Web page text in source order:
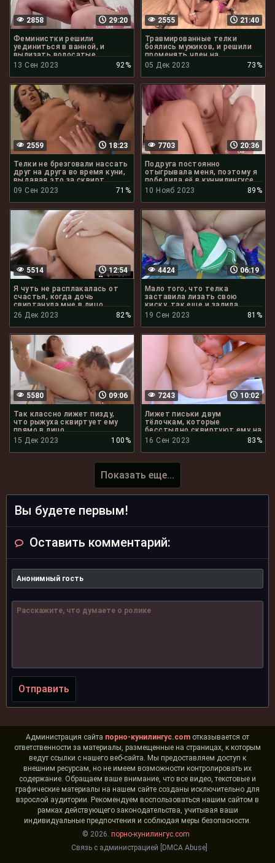
29:20
2858
Феминистки решили
уединиться в ванной, и
вылизать волосатые
клиторы
13 Сен 2023 92%
21:40
2555
Травмированные телки
боялись мужиков, и решили
променять член на
кунилингус
05 Дек 2023 73%
18:23
2559
Телки не брезговали нассать
друг на друга во время куни,
выдавая это за сквирт
09 Сен 2023
71%
20:36
7703
Подруга постоянно
отыгрывала меня, поэтому я
победила её в куннилингусе
10 Нояб 2023
89%
12:54
5514
Я чуть не расплакалась от
счастья, когда дочь
свиртанула мне в лицо
26 Дек 2023
82%
06:19
4424
Мало того, что телка
заставила лизать свою
киску, так еще и залила
друга сквиртом
19 Сен 2023 81%
09:06
5580
Так классно лижет пизду,
что рыжуха сквиртует ему
прямо в лицо
15 Дек 2023
100%
10:02
7243
Лижет письки двум
тёлочкам, которые
бесстыдно сквиртуют ему на
лицо
16 Сен 2023 83%
Показать еще...
Вы будете первым!
Оставить комментарий:
Отправить
Администрация сайта порно-кунилингус.com отказывается от
ответственности за материалы, размещенные на страницах, к которым
ведут ссылки с нашего веб-сайта. Мы предоставляем доступ к
внешним ресурсам, но не имеем возможности контролировать их
содержание. Обращаем ваше внимание, что все видео, текстовые и
графические материалы на нашем сайте созданы исключительно для
взрослой аудитории. Рекомендуем воспользоваться нашим сайтом в
рамках действующего законодательства, учитывая ваши
индивидуальные предпочтения и соблюдая меры безопасности.
© 2026. порно-кунилингус.com
Связь с администрацией [DMCA Abuse]